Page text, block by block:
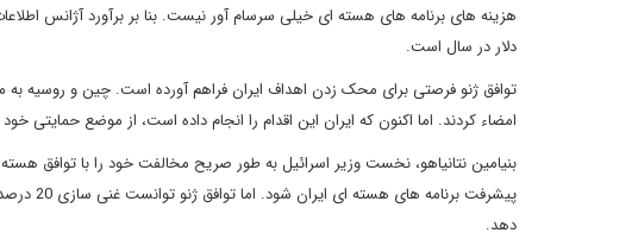
دلار در سال است.
توافق ژنو فرصتی برای محک زدن اهداف ایران فراهم آورده است. چین و روسیه به
امضاء کردند. اما اکنون که ایران این اقدام را انجام داده است، از موضع حمایتی
بنیامین نتانیاهو، نخست وزیر اسرائیل به طور صریح مخالفت خود را با توافق
پیشرفت
دهد.